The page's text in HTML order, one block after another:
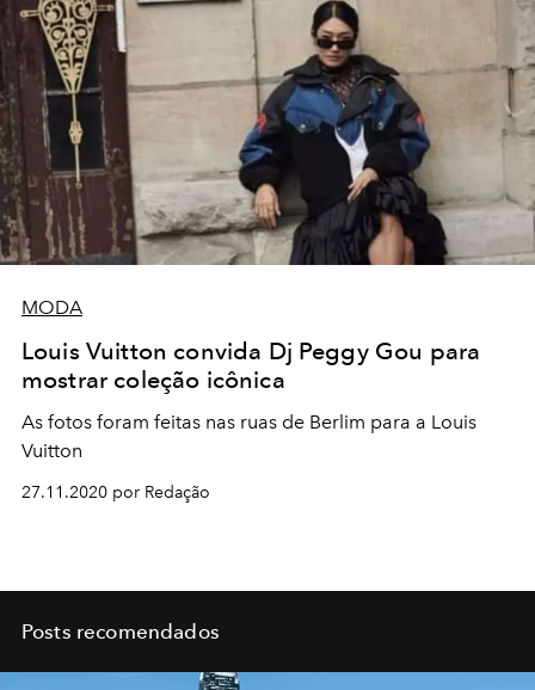
MODA
Louis Vuitton convida Dj Peggy Gou para
mostrar coleção icônica
As fotos foram feitas nas ruas de Berlim para a Louis
Vuitton
27.11.2020 por Redação
Posts recomendados